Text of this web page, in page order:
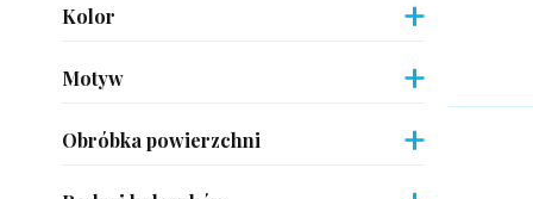
Kolor
Motyw
Obróbka powierzchni